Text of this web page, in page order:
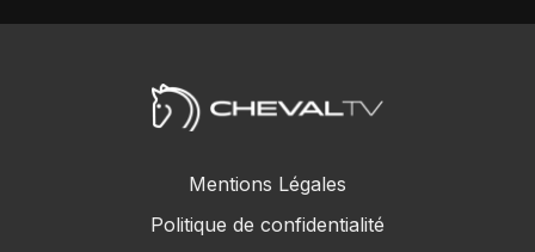
Mentions Légales
Politique de confidentialité